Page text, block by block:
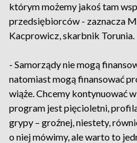
którym możemy jakoś tam
przedsiębiorców - zaznacza
Kacprowicz, skarbnik Torunia.
- Samorządy nie mogą
natomiast mogą finansować
wiąże. Chcemy kontynuować
program jest pięcioletni,
grypy – groźnej, niestety,
o niej mówimy, ale warto to